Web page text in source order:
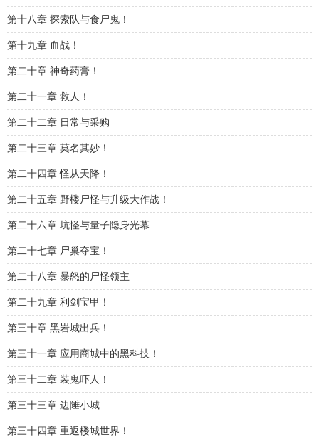
第十八章 探索队与食尸鬼！
第十九章 血战！
第二十章 神奇药膏！
第二十一章 救人！
第二十二章 日常与采购
第二十三章 莫名其妙！
第二十四章 怪从天降！
第二十五章 野楼尸怪与升级大作战！
第二十六章 坑怪与量子隐身光幕
第二十七章 尸巢夺宝！
第二十八章 暴怒的尸怪领主
第二十九章 利剑宝甲！
第三十章 黑岩城出兵！
第三十一章 应用商城中的黑科技！
第三十二章 装鬼吓人！
第三十三章 边陲小城
第三十四章 重返楼城世界！